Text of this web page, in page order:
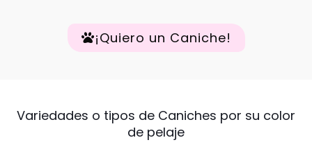
¡Quiero un Caniche!
Variedades o tipos de Caniches por su color
de pelaje